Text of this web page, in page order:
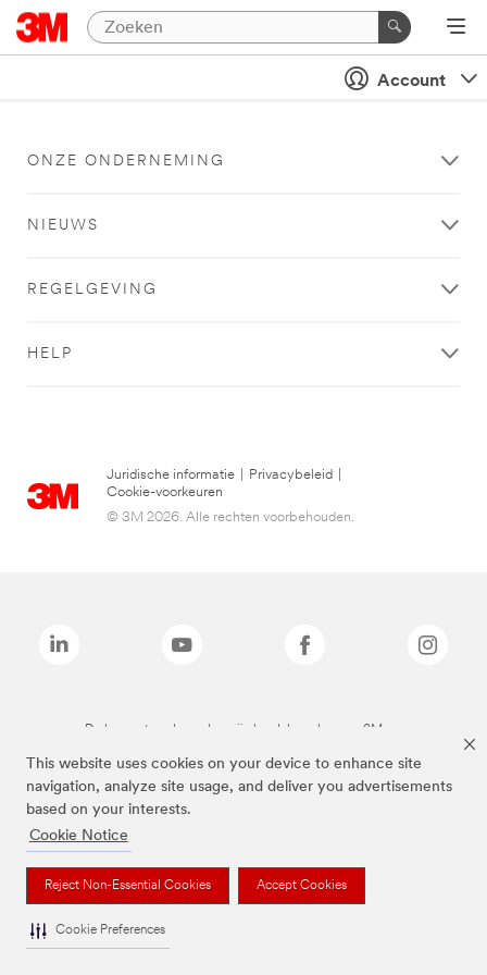
This website uses cookies on your device to enhance site
navigation, analyze site usage, and deliver you advertisements
based on your interests.
Cookie Notice
Reject Non-Essential Cookies Accept Cookies
Cookie Preferences
Account
ONZE ONDERNEMING
NIEUWS
REGELGEVING
HELP
Juridische informatie Privacybeleid
Cookie-voorkeuren
© 3M 2026. Alle rechten voorbehouden.
De bovenstaande merken zijn handelsmerken van 3M.we